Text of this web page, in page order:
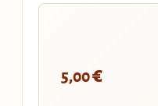
5,00€